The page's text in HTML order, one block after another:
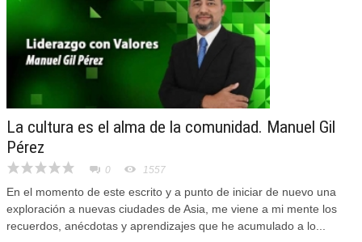
La cultura es el alma de la comunidad. Manuel Gil
Pérez
0 1557
En el momento de este escrito y a punto de iniciar de nuevo una
exploración a nuevas ciudades de Asia, me viene a mi mente los
recuerdos, anécdotas y aprendizajes que he acumulado a lo...